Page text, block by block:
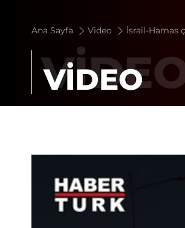
Ana Sayfa Video İsrail-Hamas